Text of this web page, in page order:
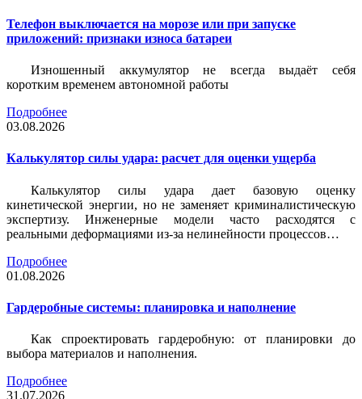
Телефон выключается на морозе или при запуске
приложений: признаки износа батареи
Изношенный аккумулятор не всегда выдаёт себя
коротким временем автономной работы
Подробнее
03.08.2026
Калькулятор силы удара: расчет для оценки ущерба
Калькулятор силы удара дает базовую оценку
кинетической энергии, но не заменяет криминалистическую
экспертизу. Инженерные модели часто расходятся с
реальными деформациями из-за нелинейности процессов…
Подробнее
01.08.2026
Гардеробные системы: планировка и наполнение
Как спроектировать гардеробную: от планировки до
выбора материалов и наполнения.
Подробнее
31.07.2026